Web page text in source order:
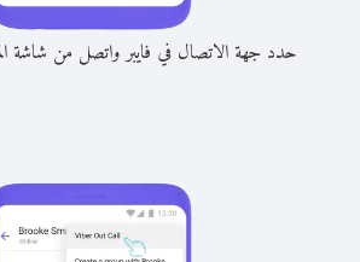
حدد جهة الاتصال في فايبر واتصل من شاشة